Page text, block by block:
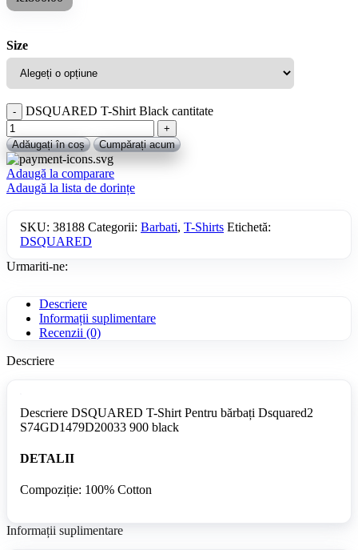
Size
DSQUARED T-Shirt Black cantitate
Adăugați în coș Cumpărați acum
Adaugă la comparare
Adaugă la lista de dorințe
SKU: 38188 Categorii: Barbati, T-Shirts Etichetă:
DSQUARED
Urmariti-ne:
Descriere
Informații suplimentare
Recenzii (0)
Descriere
Descriere DSQUARED T-Shirt Pentru bărbați Dsquared2
S74GD1479D20033 900 black
DETALII
Compoziție: 100% Cotton
Informații suplimentare